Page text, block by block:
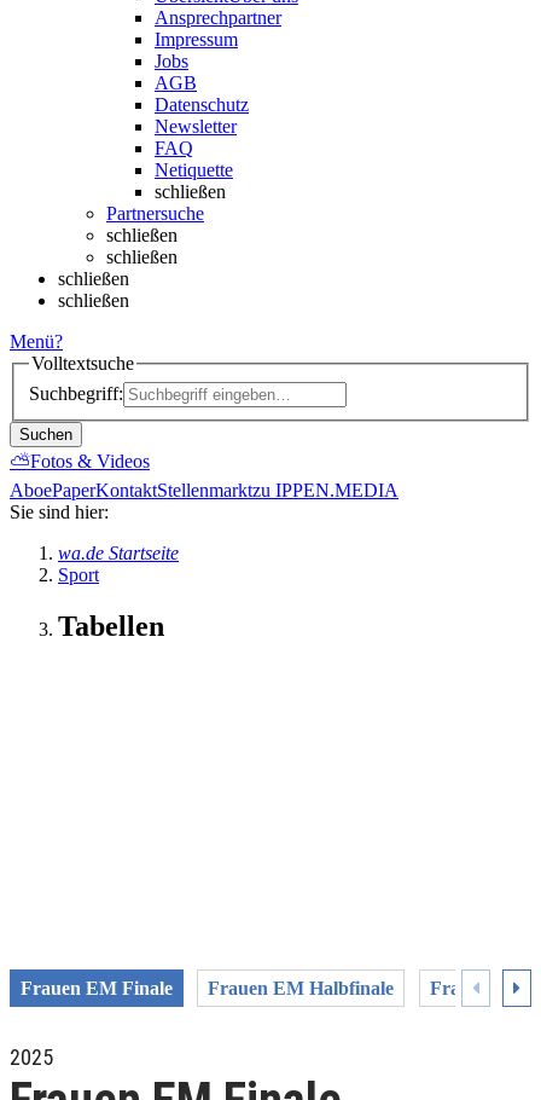
Ansprechpartner
Impressum
Jobs
AGB
Datenschutz
Newsletter
FAQ
Netiquette
schließen
Partnersuche
schließen
schließen
schließen
schließen
Menü?
Volltextsuche
Suchbegriff:
Suchen
⛅Fotos & Videos
AboePaperKontaktStellenmarktzu IPPEN.MEDIA
Sie sind hier:
wa.de Startseite
Sport
Tabellen
Frauen EM Finale Frauen EM Halbfinale Frauen EM
2025